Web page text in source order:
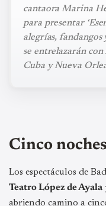
cantaora Marina
para presentar
alegrías,
se entrelazarán
Cuba y Nueva
Cinco
Los espectáculos de
Teatro López de Ayala
abriendo camino a